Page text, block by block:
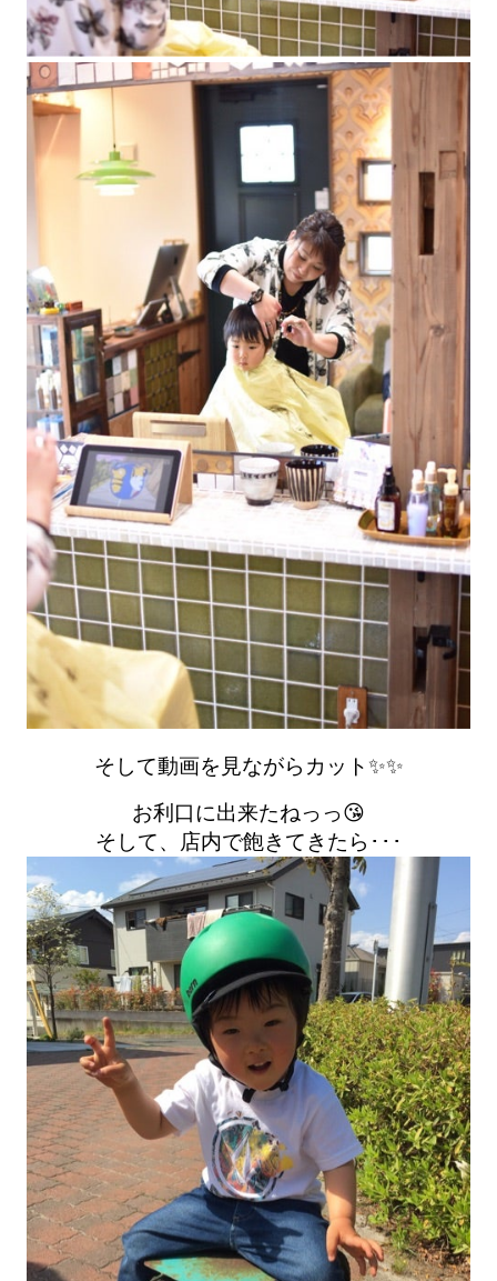
そして動画を見ながらカット✨✨
お利口に出来たねっっ😘
そして、店内で飽きてきたら･･･